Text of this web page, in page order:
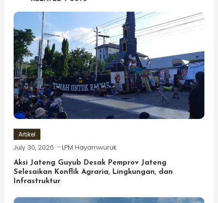
Artikel
July 30, 2026 LPM Hayamwuruk
Aksi Jateng Guyub Desak Pemprov Jateng
Selesaikan Konflik Agraria, Lingkungan, dan
Infrastruktur